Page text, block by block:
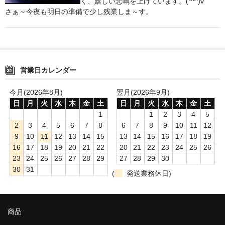
さぁ～今夜も明日の準備で少し残業しま～す。
営業日カレンダー
今月(2026年8月)
日
月 火 水 木 金
土
1
2
3 4 5 6 7
8
9
10 11 12 13 14
15
16
17 18 19 20 21
22
23
24 25 26 27 28
29
30
31
翌月(2026年9月)
日
月 火 水 木 金
土
1
2 3 4
5
6
7 8 9 10 11
12
13
14 15 16 17 18
19
20
21 22 23 24 25
26
27
28 29
30
(
発送業務休日)
商品